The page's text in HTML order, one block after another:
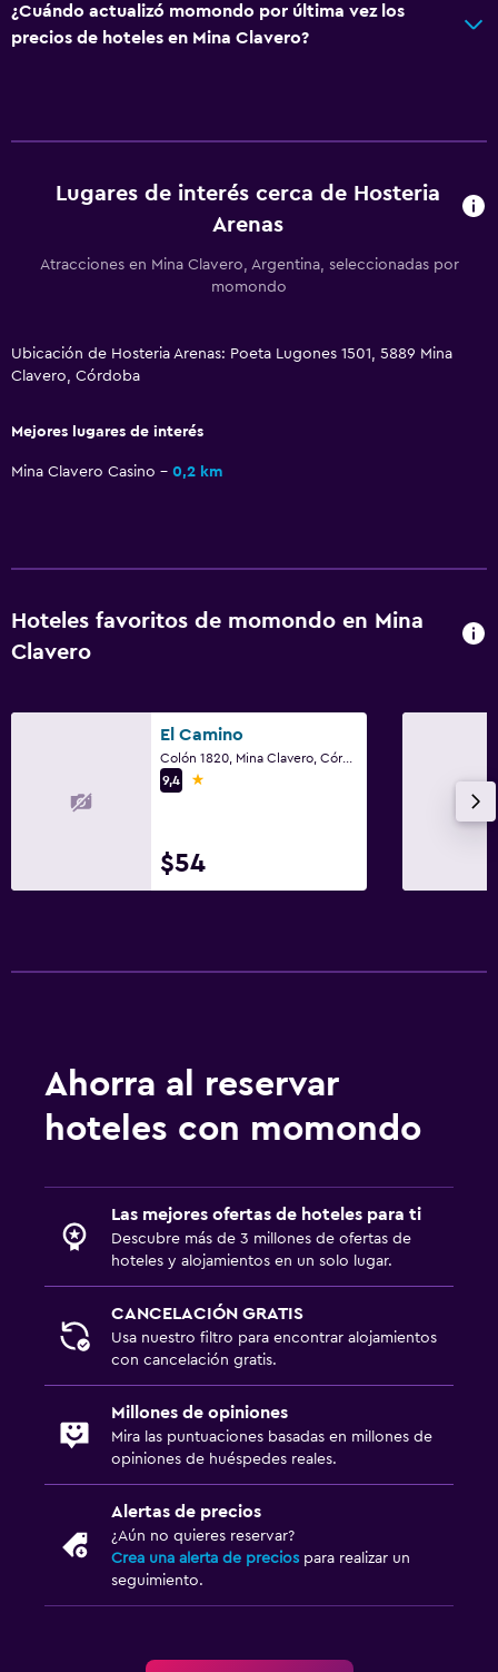
Aire libre
Lavandería
Servicios de lavandería/tintorería
Limpieza diaria
Accesibilidad y adecuación
¿Cuándo actualizó momondo por última vez los
precios de hoteles en Mina Clavero?
Lugares de interés cerca de Hosteria
Arenas
Atracciones en Mina Clavero, Argentina, seleccionadas por
momondo
Ubicación de Hosteria Arenas: Poeta Lugones 1501, 5889 Mina
Clavero, Córdoba
Mejores lugares de interés
Mina Clavero Casino 0,2 km
Hoteles favoritos de momondo en Mina
Clavero
El Camino
Colón 1820, Mina Clavero, Córdoba
9,4
1 estrella
$54
Ahorra al reservar
hoteles con momondo
Las mejores ofertas de hoteles para ti
Descubre más de 3 millones de ofertas de
hoteles y alojamientos en un solo lugar.
CANCELACIÓN GRATIS
Usa nuestro filtro para encontrar alojamientos
con cancelación gratis.
Millones de opiniones
Mira las puntuaciones basadas en millones de
opiniones de huéspedes reales.
Alertas de precios
¿Aún no quieres reservar?
Crea una alerta de precios para realizar un
seguimiento.